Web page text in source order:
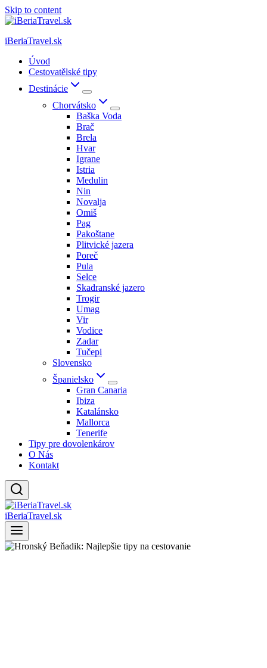
Skip to content
iBeriaTravel.sk
Úvod
Cestovatělské tipy
Destinácie
Chorvátsko
Baška Voda
Brač
Brela
Hvar
Igrane
Istria
Medulin
Nin
Novalja
Omiš
Pag
Pakoštane
Plitvické jazera
Poreč
Pula
Selce
Skadranské jazero
Trogir
Umag
Vir
Vodice
Zadar
Tučepi
Slovensko
Španielsko
Gran Canaria
Ibiza
Katalánsko
Mallorca
Tenerife
Tipy pre dovolenkárov
O Nás
Kontakt
iBeriaTravel.sk